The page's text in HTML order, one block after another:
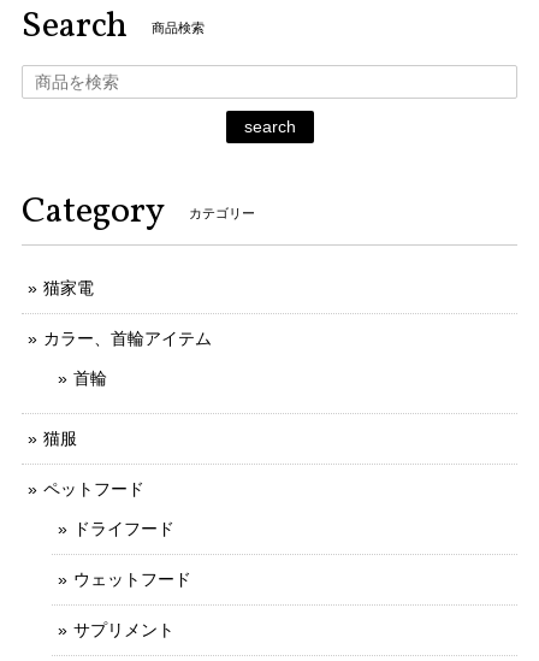
Search 商品検索
search
Category カテゴリー
猫家電
カラー、首輪アイテム
首輪
猫服
ペットフード
ドライフード
ウェットフード
サプリメント